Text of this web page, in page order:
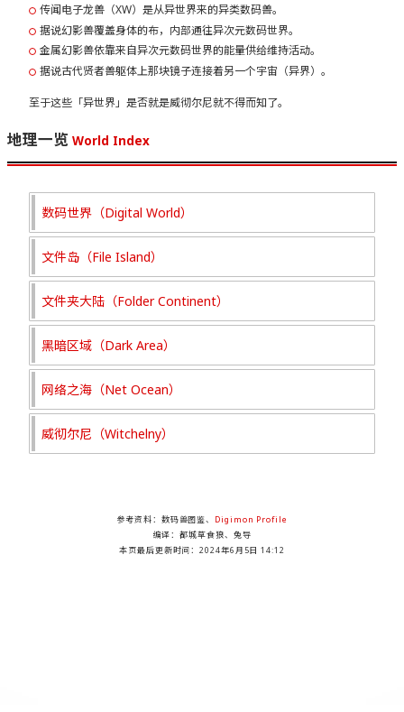
传闻电子龙兽（XW）是从异世界来的异类数码兽。
据说幻影兽覆盖身体的布，内部通往异次元数码世界。
金属幻影兽依靠来自异次元数码世界的能量供给维持活动。
据说古代贤者兽躯体上那块镜子连接着另一个宇宙（异界）。
至于这些「异世界」是否就是威彻尔尼就不得而知了。
地理一览 World Index
数码世界（Digital World）
文件岛（File Island）
文件夹大陆（Folder Continent）
黑暗区域（Dark Area）
网络之海（Net Ocean）
威彻尔尼（Witchelny）
参考资料：数码兽图鉴、 Digimon Profile
编译：都城草食狼、兔导
本页最后更新时间：2024年6月5日 14:12